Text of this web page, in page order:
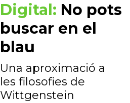
Digital: No pots
buscar en el
blau
Una aproximació a
les filosofies de
Wittgenstein